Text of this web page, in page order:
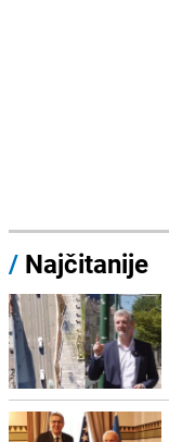
/ Najčitanije